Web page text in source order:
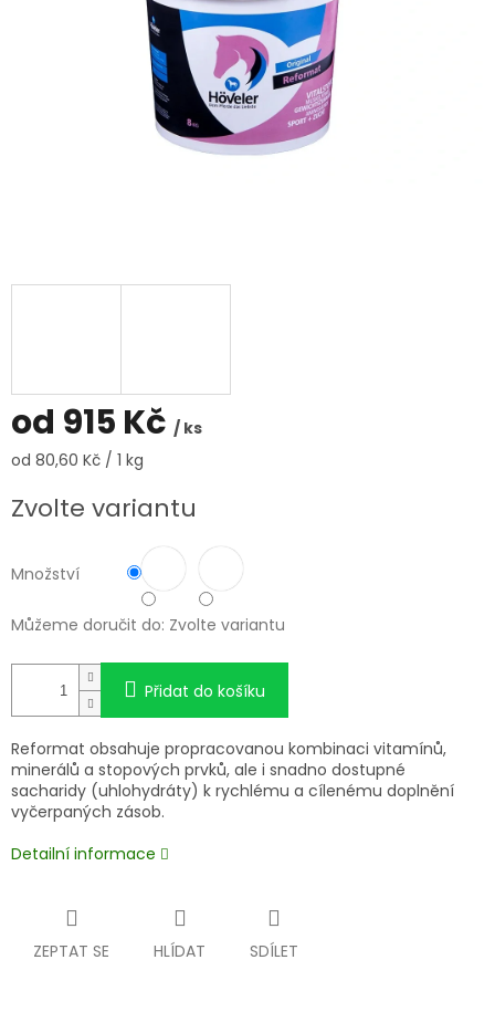
od 915 Kč / ks
Měrná
od 80,60 Kč / 1 kg
Zvolte variantu
Množství
Můžeme doručit do: Zvolte variantu
Přidat do košíku
Reformat obsahuje propracovanou kombinaci vitamínů,
minerálů a stopových prvků, ale i snadno dostupné
sacharidy (uhlohydráty) k rychlému a cílenému doplnění
vyčerpaných zásob.
Detailní informace
ZEPTAT SE HLÍDAT SDÍLET